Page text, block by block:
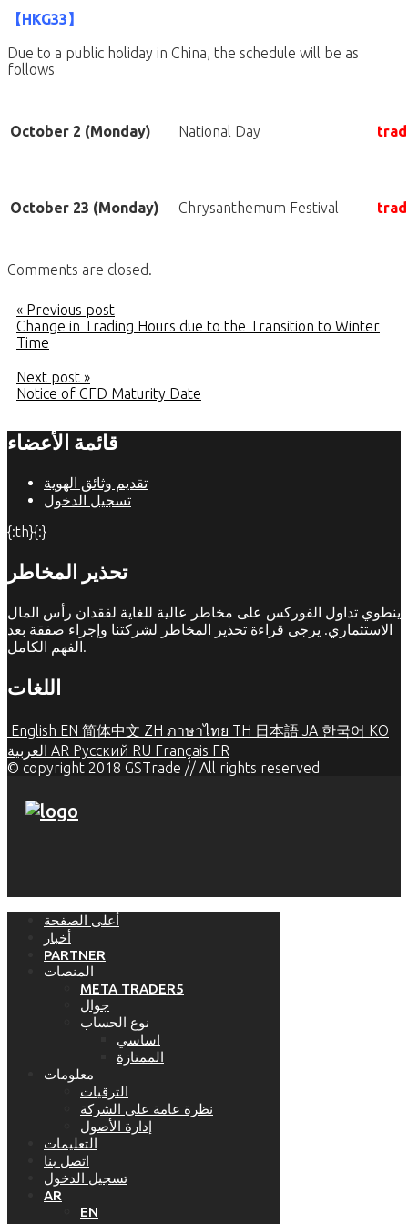
【HKG33】
Due to a public holiday in China, the schedule will be as
follows
October 2 (Monday) National Day
October 23 (Monday) Chrysanthemum Festival
Comments are closed.
« Previous post
Change in Trading Hours due to the Transition to Winter
Time
Next post »
Notice of CFD Maturity Date
قائمة الأعضاء
تقديم وثائق الهوية
تسجيل الدخول
{:th}{:}
تحذير المخاطر
ينطوي تداول الفوركس على مخاطر عالية للغاية لفقدان رأس المال
الاستثماري. يرجى قراءة تحذير المخاطر لشركتنا وإجراء صفقة بعد
الفهم الكامل.
اللغات
English EN 简体中文 ZH ภาษาไทย TH 日本語 JA 한국어 KO
العربية AR Русский RU Français FR
© copyright 2018 GSTrade // All rights reserved
أعلى الصفحة
أخبار
PARTNER
المنصات
META TRADER5
جوال
نوع الحساب
اساسي
الممتازة
معلومات
الترقيات
نظرة عامة على الشركة
إدارة الأصول
التعليمات
اتصل بنا
تسجيل الدخول
AR
EN